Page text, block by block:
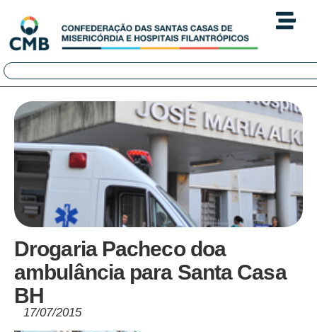
Drogaria Pacheco doa
ambulância para Santa Casa
BH
17/07/2015